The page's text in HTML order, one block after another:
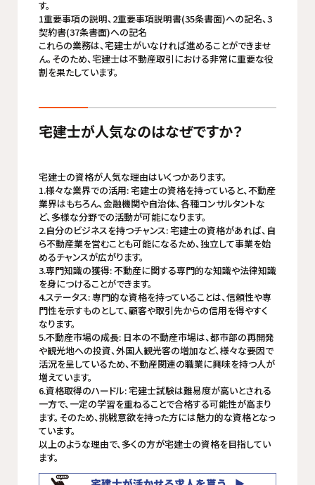
す。
1重要事項の説明、2重要事項説明書(35条書面)への記名、3
契約書(37条書面)への記名
これらの業務は、宅建士がいなければ進めることができませ
ん。そのため、宅建士は不動産取引における非常に重要な役
割を果たしています。
宅建士が人気なのはなぜですか？
宅建士の資格が人気な理由はいくつかあります。
1.様々な業界での活用: 宅建士の資格を持っていると、不動産
業界はもちろん、金融機関や自治体、各種コンサルタントな
ど、多様な分野での活動が可能になります。
2.自分のビジネスを持つチャンス: 宅建士の資格があれば、自
ら不動産業を営むことも可能になるため、独立して事業を始
めるチャンスが広がります。
3.専門知識の獲得: 不動産に関する専門的な知識や法律知識
を身につけることができます。
4.ステータス: 専門的な資格を持っていることは、信頼性や専
門性を示すものとして、顧客や取引先からの信用を得やすく
なります。
5.不動産市場の成長: 日本の不動産市場は、都市部の再開発
や観光地への投資、外国人観光客の増加など、様々な要因で
活況を呈しているため、不動産関連の職業に興味を持つ人が
増えています。
6.資格取得のハードル: 宅建士試験は難易度が高いとされる
一方で、一定の学習を重ねることで合格する可能性が高まり
ます。そのため、挑戦意欲を持った方には魅力的な資格となっ
ています。
以上のような理由で、多くの方が宅建士の資格を目指してい
ます。